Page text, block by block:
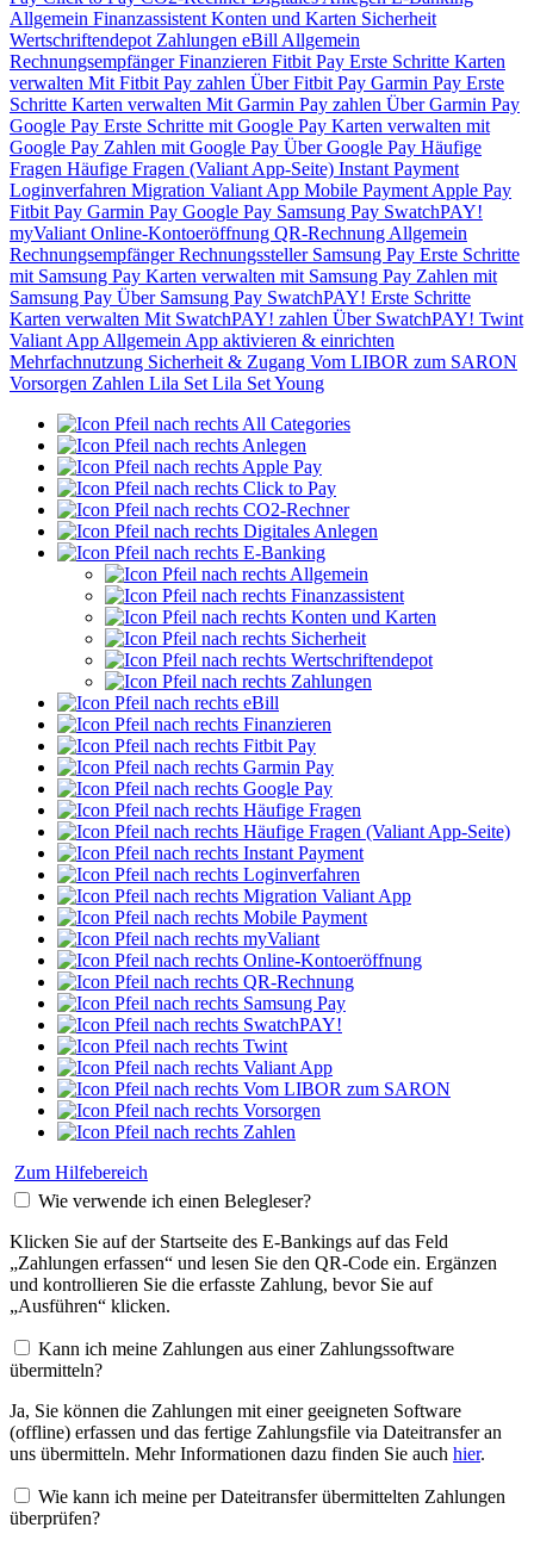
Allgemein Finanzassistent Konten und Karten Sicherheit
Wertschriftendepot Zahlungen eBill Allgemein
RechnungsempfängerFinanzieren Fitbit Pay Erste Schritte Karten
verwalten Mit Fitbit Pay zahlen Über Fitbit Pay Garmin Pay Erste
Schritte Karten verwalten Mit Garmin Pay zahlen Über Garmin Pay
Google Pay Erste Schritte mit Google Pay Karten verwalten mit
Google Pay Zahlen mit Google Pay Über Google Pay Häufige
Fragen Häufige Fragen (Valiant App-Seite) Instant Payment
Loginverfahren Migration Valiant App Mobile Payment Apple Pay
Fitbit Pay Garmin Pay Google Pay Samsung Pay SwatchPAY!
myValiant Online-Kontoeröffnung QR-Rechnung Allgemein
RechnungsempfängerRechnungssteller Samsung Pay Erste Schritte
mit Samsung Pay Karten verwalten mit Samsung Pay Zahlen mit
Samsung Pay Über Samsung Pay SwatchPAY! Erste Schritte
Karten verwalten Mit SwatchPAY! zahlen Über SwatchPAY! Twint
Valiant App Allgemein App aktivieren & einrichten
Mehrfachnutzung Sicherheit & Zugang Vom LIBOR zum SARON
Vorsorgen Zahlen Lila Set Lila Set Young
All Categories
Anlegen
Apple Pay
Click to Pay
CO2-Rechner
Digitales Anlegen
E-Banking
Allgemein
Finanzassistent
Konten und Karten
Sicherheit
Wertschriftendepot
Zahlungen
eBill
Finanzieren
Fitbit Pay
Garmin Pay
Google Pay
Häufige Fragen
Häufige Fragen (Valiant App-Seite)
Instant Payment
Loginverfahren
Migration Valiant App
Mobile Payment
myValiant
Online-Kontoeröffnung
QR-Rechnung
Samsung Pay
SwatchPAY!
Twint
Valiant App
Vom LIBOR zum SARON
Vorsorgen
Zahlen
Zum Hilfebereich
Wie verwende ich einen Belegleser?
Klicken Sie auf der Startseite des E-Bankings auf das Feld
„Zahlungen erfassen“ und lesen Sie den QR-Code ein. Ergänzen
und kontrollieren Sie die erfasste Zahlung, bevor Sie auf
„Ausführen“ klicken.
Kann ich meine Zahlungen aus einer Zahlungssoftware
übermitteln?
Ja, Sie können die Zahlungen mit einer geeigneten Software
(offline) erfassen und das fertige Zahlungsfile via Dateitransfer an
uns übermitteln. Mehr Informationen dazu finden Sie auch hier.
Wie kann ich meine per Dateitransfer übermittelten Zahlungen
überprüfen?